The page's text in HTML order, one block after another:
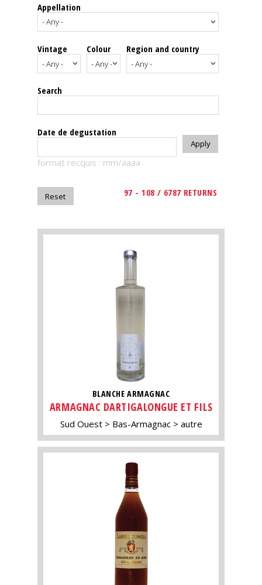
Our
events
Spirits
Tasting
reviews
The
magazine
Magazine
Appellation
Vintage Colour Region and country
Search
Date de degustation
format recquis : mm/aaaa
97 - 108 / 6787 RETURNS
BLANCHE ARMAGNAC
ARMAGNAC DARTIGALONGUE ET FILS
Sud Ouest Bas-Armagnac autre